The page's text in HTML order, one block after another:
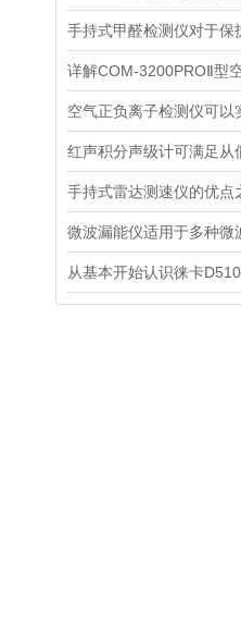
微波漏能仪适用于多种微